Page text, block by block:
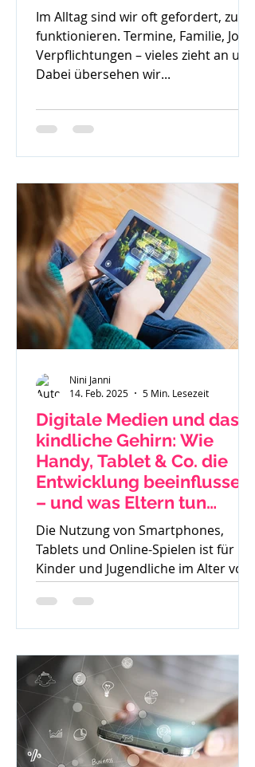
Im Alltag sind wir oft gefordert, zu
funktionieren. Termine, Familie, Job,
Verpflichtungen – vieles zieht an uns.
Dabei übersehen wir...
Digitale Medien und das
kindliche Gehirn: Wie
Handy, Tablet & Co. die
Entwicklung beeinflussen
– und was Eltern tun
können
Die Nutzung von Smartphones,
Tablets und Online-Spielen ist für
Kinder und Jugendliche im Alter von
8 bis 15 Jahren heute
allgegenwärtig....
Nini Janni
14. Feb. 2025
5 Min. Lesezeit